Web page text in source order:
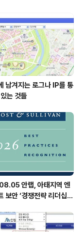
과
남겨지는 로그나 IP를 통
는 것들
안랩, 아태지역 엔
보안 ‘경쟁전략 리더십’